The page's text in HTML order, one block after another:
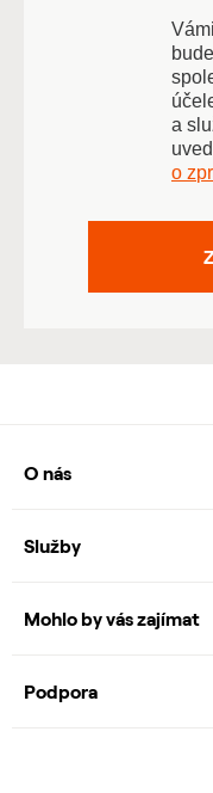
a
o
O nás
Služby
Mohlo by vás zajímat
Podpora